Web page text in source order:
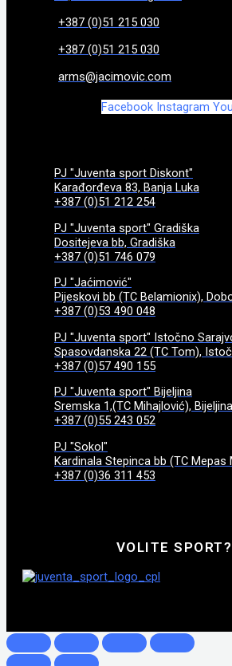
+387 (0)51 215 030
+387 (0)51 215 030
arms@jacimovic.com
Facebook Instagram
PJ "Juventa sport Diskont"
Karađorđeva 83, Banja Luka
+387 (0)51 212 254
PJ "Juventa sport" Gradiška
Dositejeva bb, Gradiška
+387 (0)51 746 079
PJ "Jaćimović"
Pijeskovi bb (TC Belamionix),
+387 (0)53 490 048
PJ "Juventa sport" Istočno
Spasovdanska 22 (TC Tom),
+387 (0)57 490 155
PJ "Juventa sport" Bijeljina
Sremska 1,(TC Mihajlović), Bijeljina
+387 (0)55 243 052
PJ "Sokol"
Kardinala Stepinca bb (TC Mepas
+387 (0)36 311 453
VOLITE SPORT?